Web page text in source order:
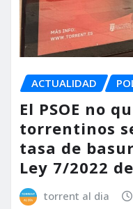
ACTUALIDAD
El PSOE no
torrentinos
tasa de
Ley 7/2022
torrent al dia